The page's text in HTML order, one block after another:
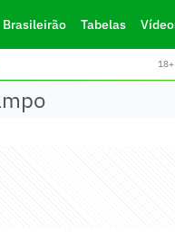
Brasileirão Tabelas